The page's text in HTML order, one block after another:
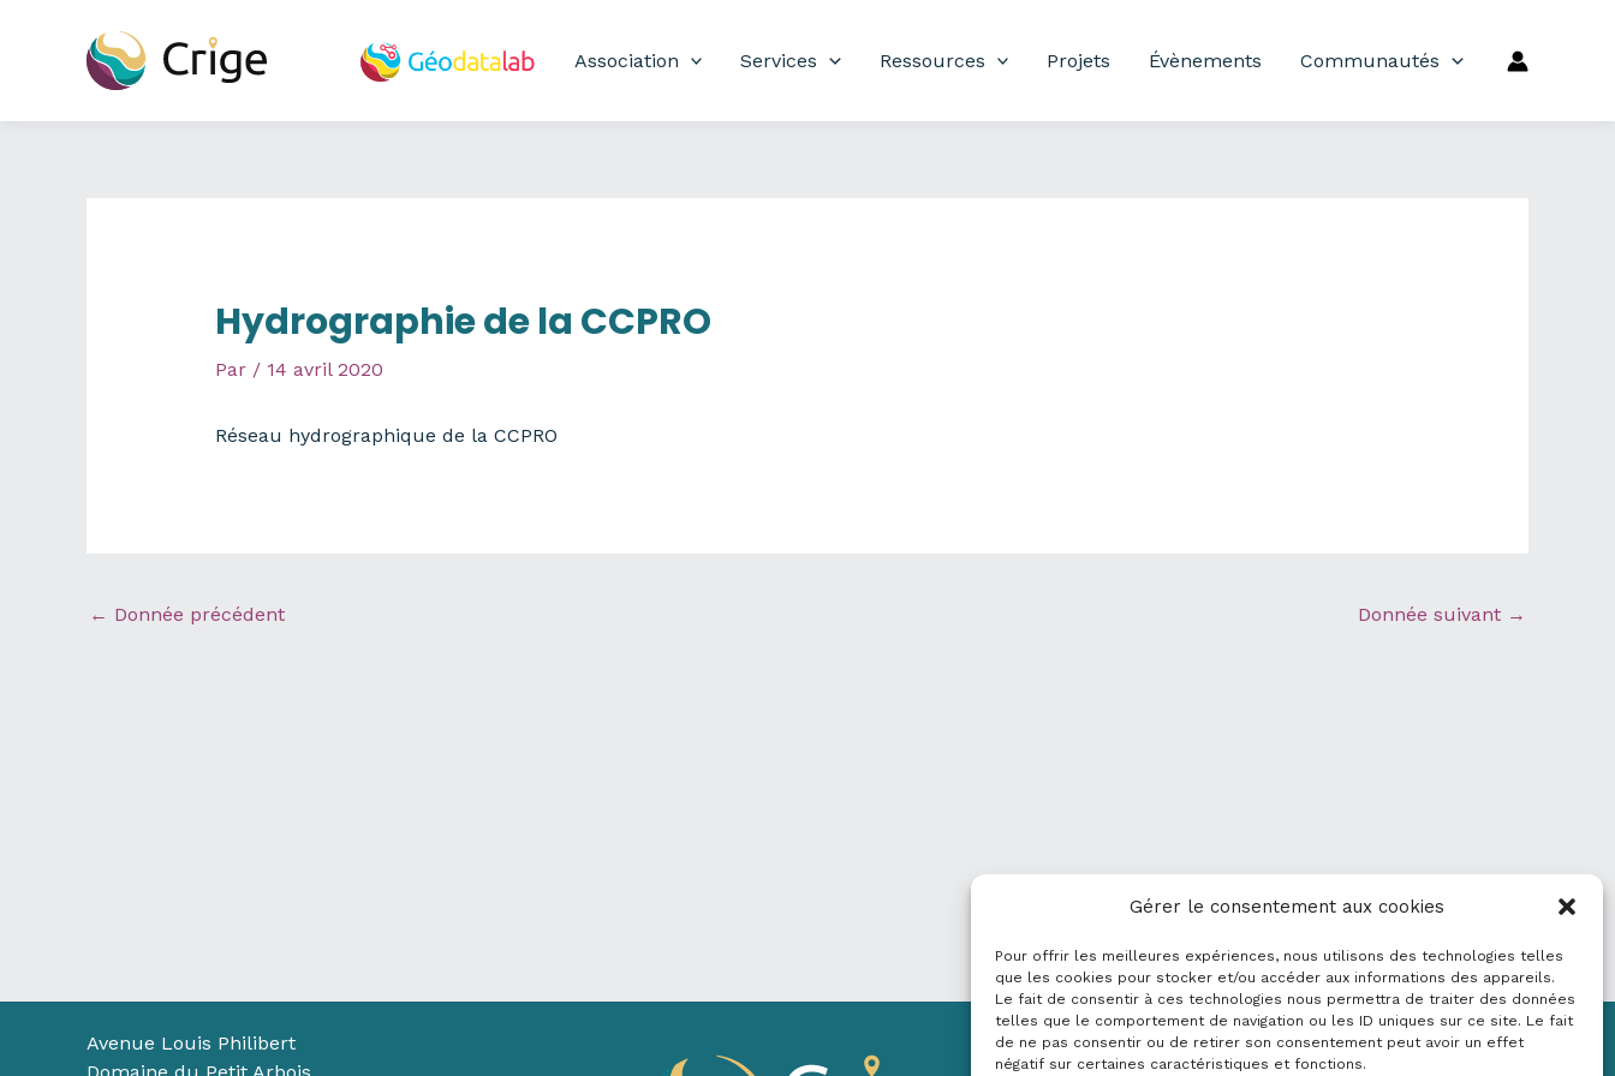
Gérer le consentement aux cookies
Pour offrir les meilleures expériences, nous utilisons des technologies telles
que les cookies pour stocker et/ou accéder aux informations des appareils.
Le fait de consentir à ces technologies nous permettra de traiter des données
telles que le comportement de navigation ou les ID uniques sur ce site. Le fait
de ne pas consentir ou de retirer son consentement peut avoir un effet
négatif sur certaines caractéristiques et fonctions.
Association Services Ressources Projets Évènements Communautés
Hydrographie de la CCPRO
Par / 14 avril 2020
Réseau hydrographique de la CCPRO
← Donnée précédent Donnée suivant →
Avenue Louis Philibert
Mentions légales